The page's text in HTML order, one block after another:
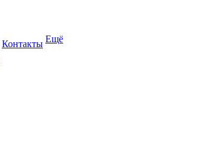
Контакты Ещё